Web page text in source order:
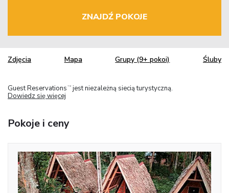
ZNAJDŹ POKOJE
Zdjęcia Mapa Grupy (9+ pokoi) Śluby
Guest Reservations TM jest niezależną siecią turystyczną.
Dowiedz się więcej
Pokoje i ceny